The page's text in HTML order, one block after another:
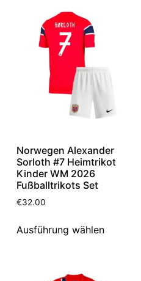
Norwegen Alexander
Sorloth #7 Heimtrikot
Kinder WM 2026
Fußballtrikots Set
€32.00
Ausführung wählen